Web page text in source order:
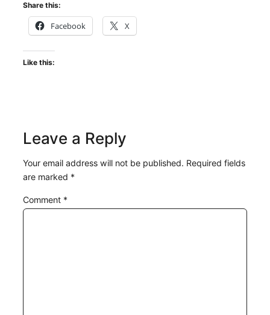
Share this:
Facebook X
Like this:
Leave a Reply
Your email address will not be published. Required fields
are marked *
Comment *